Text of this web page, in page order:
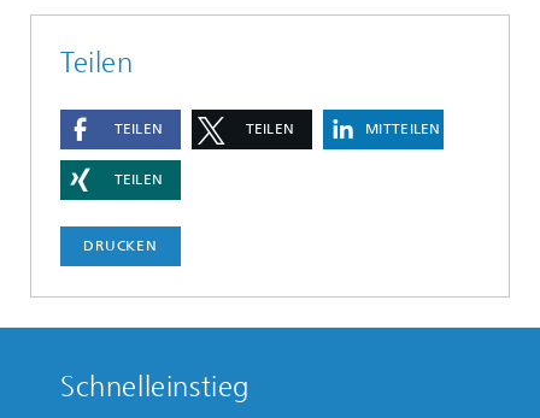
Teilen
TEILEN TEILEN MITTEILEN
TEILEN
DRUCKEN
Schnelleinstieg